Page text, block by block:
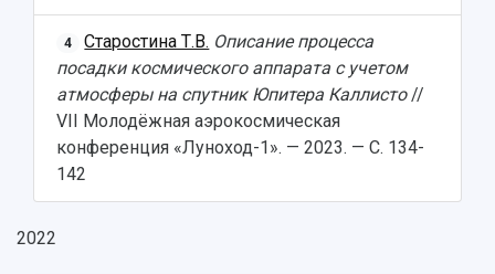
4 Старостина Т.В. Описание процесса
посадки космического аппарата с учетом
атмосферы на спутник Юпитера Каллисто//
VII Молодёжная аэрокосмическая
конференция «Луноход-1». — 2023. — С. 134-
142
2022